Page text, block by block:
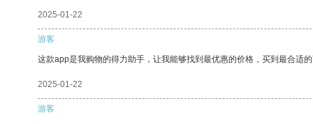
2025-01-22
游客
这款app是我购物的得力助手，让我能够找到最优惠的价格，买到最合适
2025-01-22
游客